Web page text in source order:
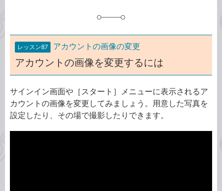
レッスン87 アカウントの画像の変更
アカウントの画像を変更するには
サインイン画面や［スタート］メニューに表示されるア
カウントの画像を変更してみましょう。用意した写真を
設定したり、その場で撮影したりできます。